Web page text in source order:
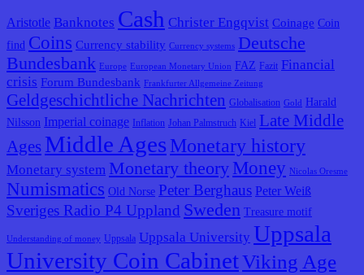
Aristotle Banknotes Cash Christer Engqvist Coinage Coin
find Coins Currency stability Currency systems Deutsche
Bundesbank
Europe European Monetary Union FAZ Fazit Financial
crisis Forum Bundesbank Frankfurter Allgemeine Zeitung
Geldgeschichtliche Nachrichten Globalisation Gold
Harald
Nilsson Imperial coinage Inflation Johan Palmstruch Kiel Late Middle
Ages Middle Ages Monetary history
Monetary system Monetary theory Money Nicolas Oresme
Numismatics Old Norse Peter Berghaus Peter Weiß
Sveriges Radio P4 Uppland Sweden Treasure motif
Understanding of money Uppsala Uppsala University Uppsala
University Coin CabinetViking Age